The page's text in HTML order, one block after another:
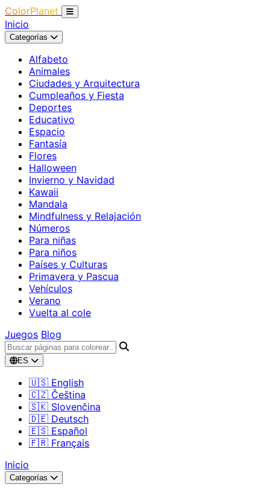
ColorPlanet
Inicio
Categorías
Alfabeto
Animales
Ciudades y Arquitectura
Cumpleaños y Fiesta
Deportes
Educativo
Espacio
Fantasía
Flores
Halloween
Invierno y Navidad
Kawaii
Mandala
Mindfulness y Relajación
Números
Para niñas
Para niños
Países y Culturas
Primavera y Pascua
Vehículos
Verano
Vuelta al cole
Juegos Blog
ES
🇺🇸 English
🇨🇿 Čeština
🇸🇰 Slovenčina
🇩🇪 Deutsch
🇪🇸 Español
🇫🇷 Français
Inicio
Categorías